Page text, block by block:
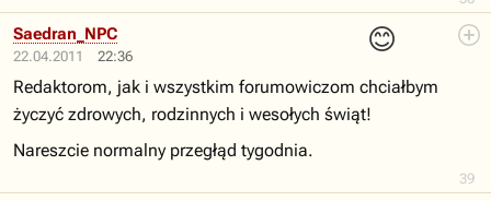
22.04.2011 22:36
😊
39
Saedran_NPC
Redaktorom, jak i wszystkim forumowiczom chciałbym
życzyć zdrowych, rodzinnych i wesołych świąt!
Nareszcie normalny przegłąd tygodnia.